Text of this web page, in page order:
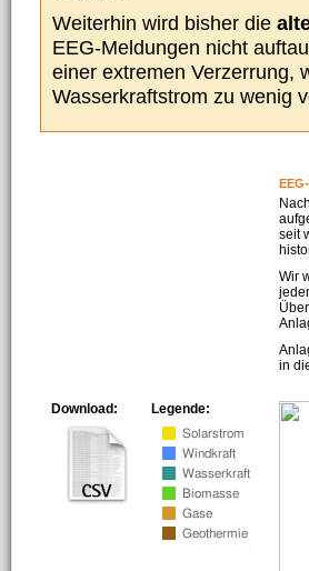
Weiterhin wird bisher die
EEG-Meldungen nicht
einer extremen Verzerrung,
Wasserkraftstrom zu wenig
seit
Wir
in
Legende:
Download: